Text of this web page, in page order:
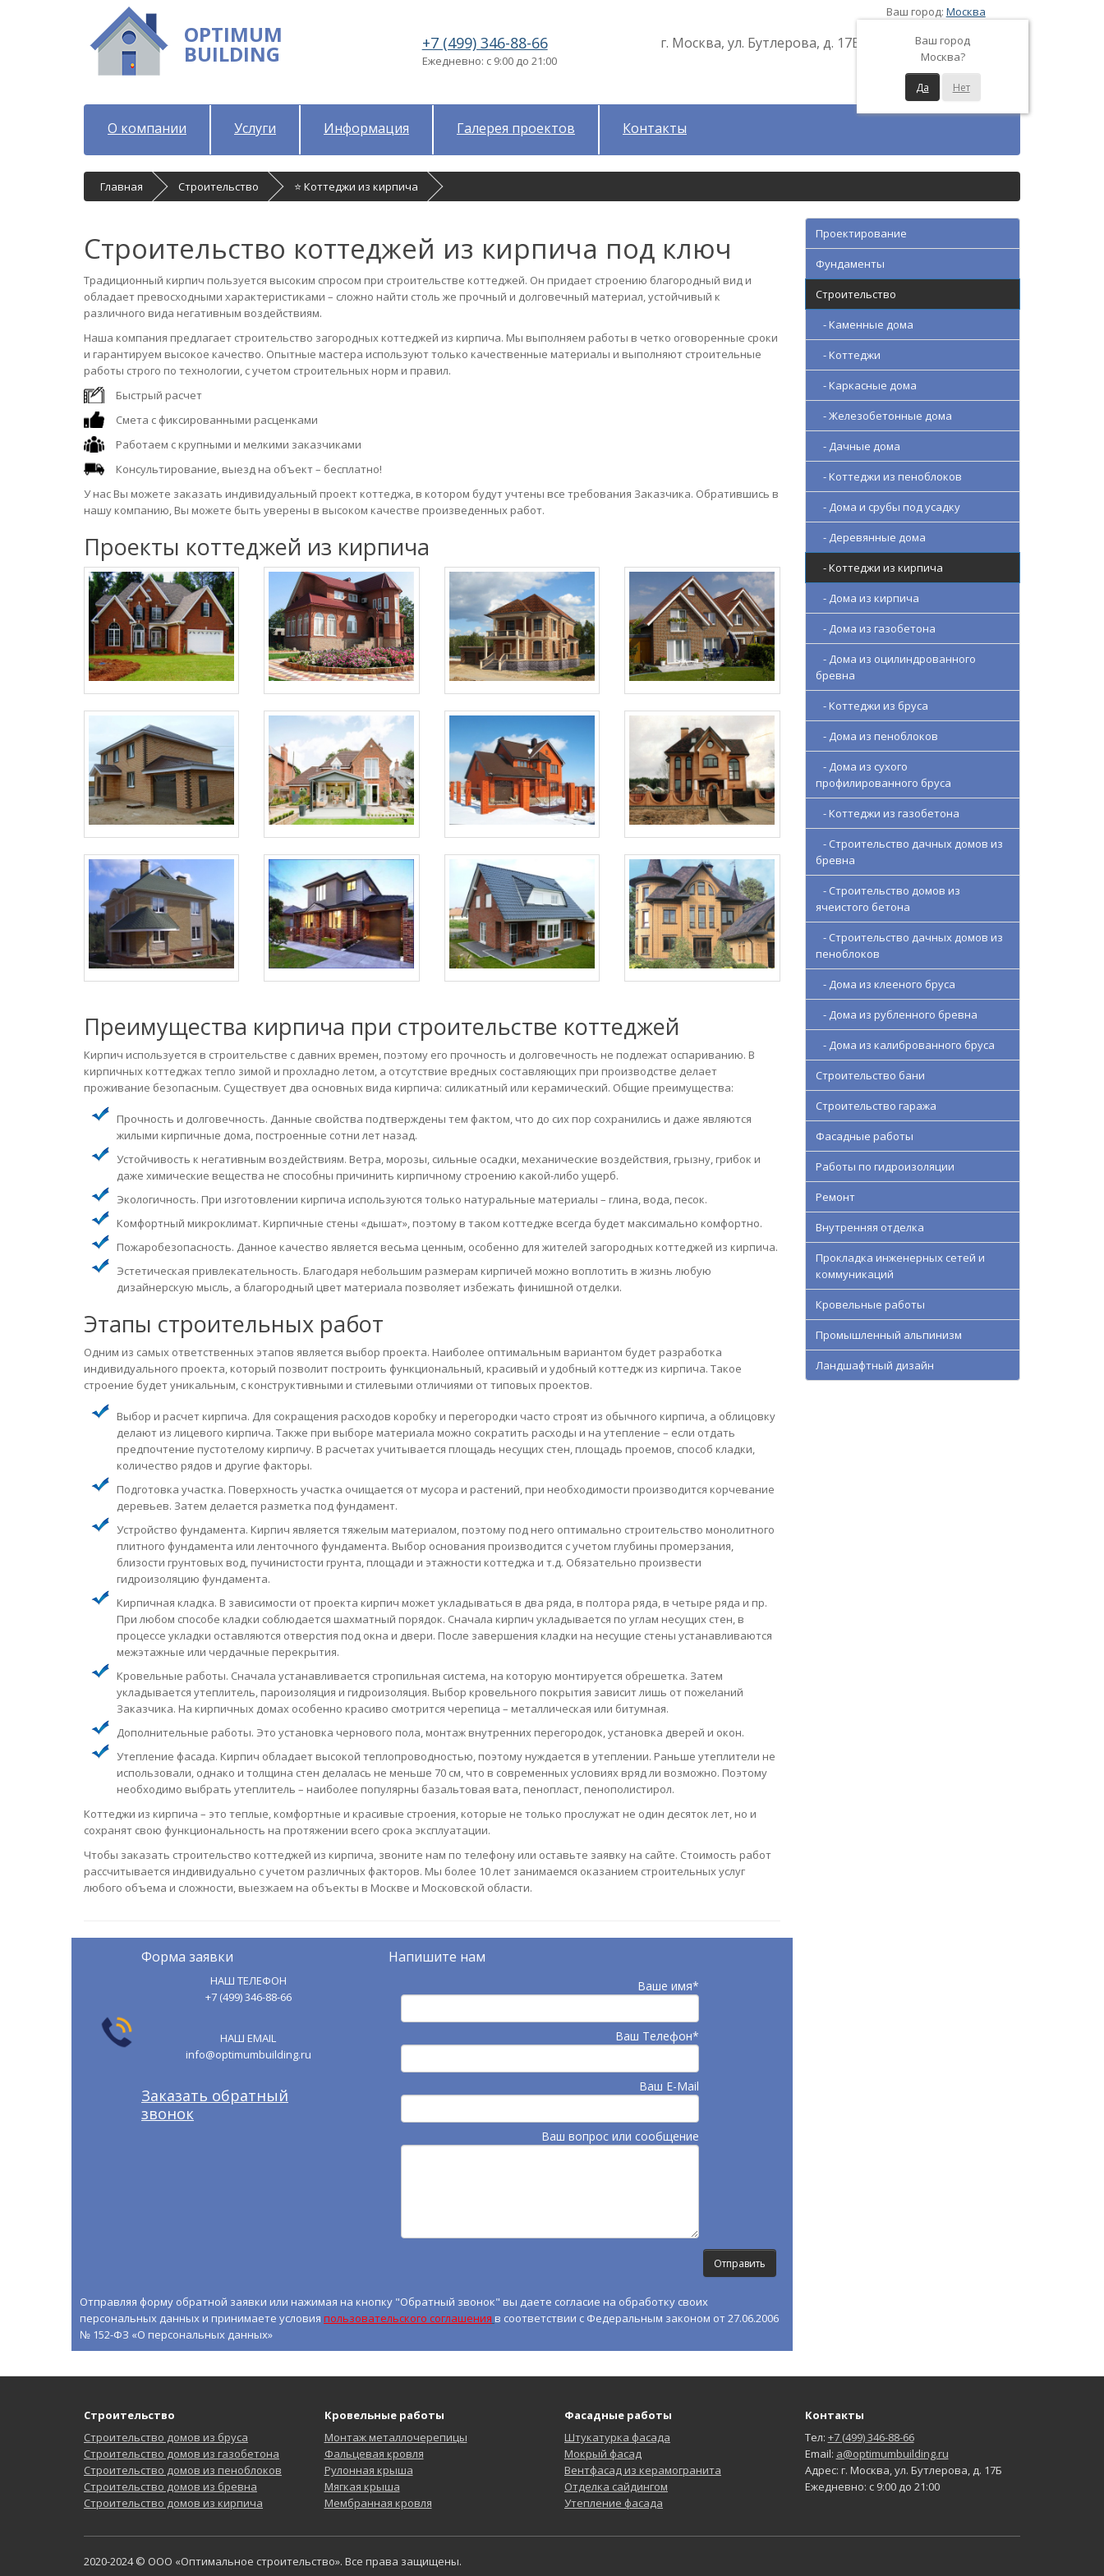
OPTIMUM
BUILDING +7 (499) 346-88-66
Ежедневно: с 9:00 до 21:00
г. Москва, ул. Бутлерова, д. 17Б
Ваш город: Москва
Ваш город
Москва?
Да Нет
О компании Услуги Информация Галерея проектов Контакты
Главная Строительство ⭐ Коттеджи из кирпича
Строительство коттеджей из кирпича под ключ
Традиционный кирпич пользуется высоким спросом при строительстве коттеджей. Он придает строению благородный вид и
обладает превосходными характеристиками – сложно найти столь же прочный и долговечный материал, устойчивый к
различного вида негативным воздействиям.
Наша компания предлагает строительство загородных коттеджей из кирпича. Мы выполняем работы в четко оговоренные сроки
и гарантируем высокое качество. Опытные мастера используют только качественные материалы и выполняют строительные
работы строго по технологии, с учетом строительных норм и правил.
Быстрый расчет
Смета с фиксированными расценками
Работаем с крупными и мелкими заказчиками
Консультирование, выезд на объект – бесплатно!
У нас Вы можете заказать индивидуальный проект коттеджа, в котором будут учтены все требования Заказчика. Обратившись в
нашу компанию, Вы можете быть уверены в высоком качестве произведенных работ.
Проекты коттеджей из кирпича
Преимущества кирпича при строительстве коттеджей
Кирпич используется в строительстве с давних времен, поэтому его прочность и долговечность не подлежат оспариванию. В
кирпичных коттеджах тепло зимой и прохладно летом, а отсутствие вредных составляющих при производстве делает
проживание безопасным. Существует два основных вида кирпича: силикатный или керамический. Общие преимущества:
Прочность и долговечность. Данные свойства подтверждены тем фактом, что до сих пор сохранились и даже являются
жилыми кирпичные дома, построенные сотни лет назад.
Устойчивость к негативным воздействиям. Ветра, морозы, сильные осадки, механические воздействия, грызну, грибок и
даже химические вещества не способны причинить кирпичному строению какой-либо ущерб.
Экологичность. При изготовлении кирпича используются только натуральные материалы – глина, вода, песок.
Комфортный микроклимат. Кирпичные стены «дышат», поэтому в таком коттедже всегда будет максимально комфортно.
Пожаробезопасность. Данное качество является весьма ценным, особенно для жителей загородных коттеджей из кирпича.
Эстетическая привлекательность. Благодаря небольшим размерам кирпичей можно воплотить в жизнь любую
дизайнерскую мысль, а благородный цвет материала позволяет избежать финишной отделки.
Этапы строительных работ
Одним из самых ответственных этапов является выбор проекта. Наиболее оптимальным вариантом будет разработка
индивидуального проекта, который позволит построить функциональный, красивый и удобный коттедж из кирпича. Такое
строение будет уникальным, с конструктивными и стилевыми отличиями от типовых проектов.
Выбор и расчет кирпича. Для сокращения расходов коробку и перегородки часто строят из обычного кирпича, а облицовку
делают из лицевого кирпича. Также при выборе материала можно сократить расходы и на утепление – если отдать
предпочтение пустотелому кирпичу. В расчетах учитывается площадь несущих стен, площадь проемов, способ кладки,
количество рядов и другие факторы.
Подготовка участка. Поверхность участка очищается от мусора и растений, при необходимости производится корчевание
деревьев. Затем делается разметка под фундамент.
Устройство фундамента. Кирпич является тяжелым материалом, поэтому под него оптимально строительство монолитного
плитного фундамента или ленточного фундамента. Выбор основания производится с учетом глубины промерзания,
близости грунтовых вод, пучинистости грунта, площади и этажности коттеджа и т.д. Обязательно произвести
гидроизоляцию фундамента.
Кирпичная кладка. В зависимости от проекта кирпич может укладываться в два ряда, в полтора ряда, в четыре ряда и пр.
При любом способе кладки соблюдается шахматный порядок. Сначала кирпич укладывается по углам несущих стен, в
процессе укладки оставляются отверстия под окна и двери. После завершения кладки на несущие стены устанавливаются
межэтажные или чердачные перекрытия.
Кровельные работы. Сначала устанавливается стропильная система, на которую монтируется обрешетка. Затем
укладывается утеплитель, пароизоляция и гидроизоляция. Выбор кровельного покрытия зависит лишь от пожеланий
Заказчика. На кирпичных домах особенно красиво смотрится черепица – металлическая или битумная.
Дополнительные работы. Это установка чернового пола, монтаж внутренних перегородок, установка дверей и окон.
Утепление фасада. Кирпич обладает высокой теплопроводностью, поэтому нуждается в утеплении. Раньше утеплители не
использовали, однако и толщина стен делалась не меньше 70 см, что в современных условиях вряд ли возможно. Поэтому
необходимо выбрать утеплитель – наиболее популярны базальтовая вата, пенопласт, пенополистирол.
Коттеджи из кирпича – это теплые, комфортные и красивые строения, которые не только прослужат не один десяток лет, но и
сохранят свою функциональность на протяжении всего срока эксплуатации.
Чтобы заказать строительство коттеджей из кирпича, звоните нам по телефону или оставьте заявку на сайте. Стоимость работ
рассчитывается индивидуально с учетом различных факторов. Мы более 10 лет занимаемся оказанием строительных услуг
любого объема и сложности, выезжаем на объекты в Москве и Московской области.
Форма заявки
НАШ ТЕЛЕФОН
+7 (499) 346-88-66
НАШ EMAIL
info@optimumbuilding.ru
Заказать обратный
звонок
Напишите нам
Ваше имя*
Ваш Телефон*
Ваш E-Mail
Ваш вопрос или сообщение
Отправляя форму обратной заявки или нажимая на кнопку "Обратный звонок" вы даете согласие на обработку своих
персональных данных и принимаете условия пользовательского соглашения в соответствии с Федеральным законом от 27.06.2006
№ 152-ФЗ «О персональных данных»
Проектирование
Фундаменты
Строительство
- Каменные дома
- Коттеджи
- Каркасные дома
- Железобетонные дома
- Дачные дома
- Коттеджи из пеноблоков
- Дома и срубы под усадку
- Деревянные дома
- Коттеджи из кирпича
- Дома из кирпича
- Дома из газобетона
- Дома из оцилиндрованного
бревна
- Коттеджи из бруса
- Дома из пеноблоков
- Дома из сухого
профилированного бруса
- Коттеджи из газобетона
- Строительство дачных домов из
бревна
- Строительство домов из
ячеистого бетона
- Строительство дачных домов из
пеноблоков
- Дома из клееного бруса
- Дома из рубленного бревна
- Дома из калиброванного бруса
Строительство бани
Строительство гаража
Фасадные работы
Работы по гидроизоляции
Ремонт
Внутренняя отделка
Прокладка инженерных сетей и
коммуникаций
Кровельные работы
Промышленный альпинизм
Ландшафтный дизайн
Строительство
Строительство домов из бруса
Строительство домов из газобетона
Строительство домов из пеноблоков
Строительство домов из бревна
Строительство домов из кирпича
Кровельные работы
Монтаж металлочерепицы
Фальцевая кровля
Рулонная крыша
Мягкая крыша
Мембранная кровля
Фасадные работы
Штукатурка фасада
Мокрый фасад
Вентфасад из керамогранита
Отделка сайдингом
Утепление фасада
Контакты
Тел: +7 (499) 346-88-66
Email: a@optimumbuilding.ru
Адрес: г. Москва, ул. Бутлерова, д. 17Б
Ежедневно: с 9:00 до 21:00
2020-2024 © ООО «Оптимальное строительство». Все права защищены.